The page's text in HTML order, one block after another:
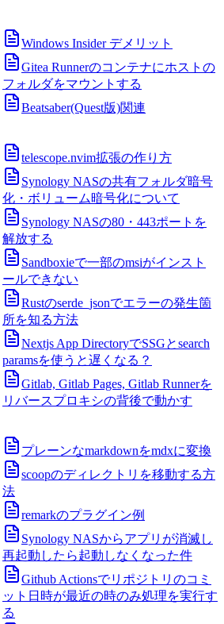
Windows Insider デメリット
Gitea Runnerのコンテナにホストの
フォルダをマウントする
Beatsaber(Quest版)関連
telescope.nvim拡張の作り方
Synology NASの共有フォルダ暗号
化・ボリューム暗号化について
Synology NASの80・443ポートを
解放する
Sandboxieで一部のmsiがインスト
ールできない
Rustのserde_jsonでエラーの発生箇
所を知る方法
Nextjs App DirectoryでSSGとsearch
paramsを使うと遅くなる？
Gitlab, Gitlab Pages, Gitlab Runnerを
リバースプロキシの背後で動かす
プレーンなmarkdownをmdxに変換
scoopのディレクトリを移動する方
法
remarkのプラグイン例
Synology NASからアプリが消滅し
再起動したら起動しなくなった件
Github Actionsでリポジトリのコミ
ット日時が最近の時のみ処理を実行す
る